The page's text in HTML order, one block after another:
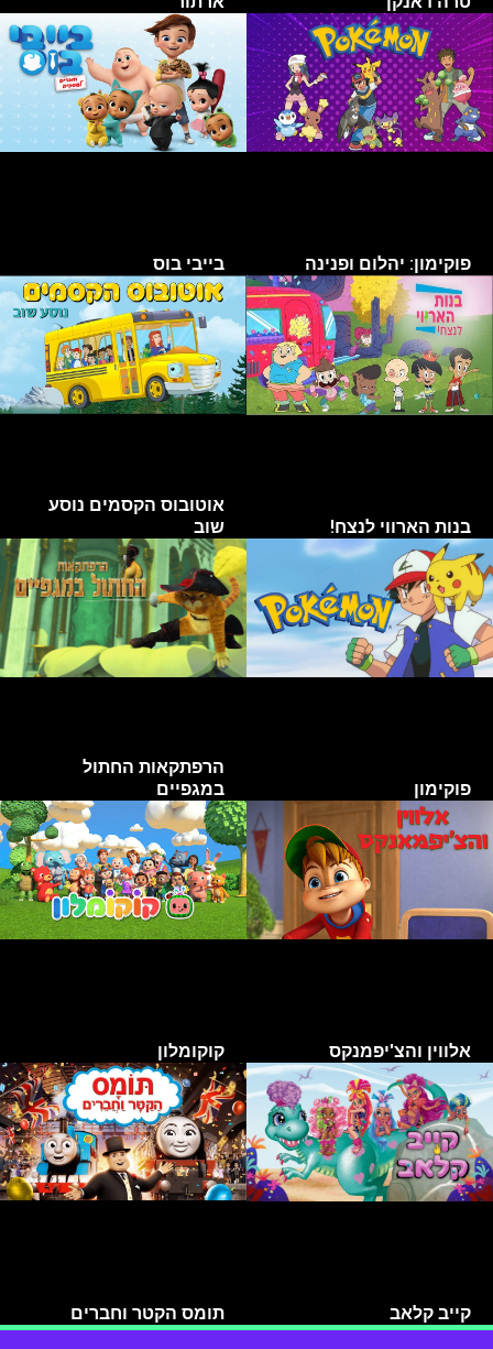
פוקימון: יהלום ופנינה בייבי בוס
בנות הארווי לנצח!
אוטובוס הקסמים נוסע
שוב
פוקימון
הרפתקאות החתול
במגפיים
אלווין והצ'יפמנקס קוקומלון
קייב קלאב תומס הקטר וחברים